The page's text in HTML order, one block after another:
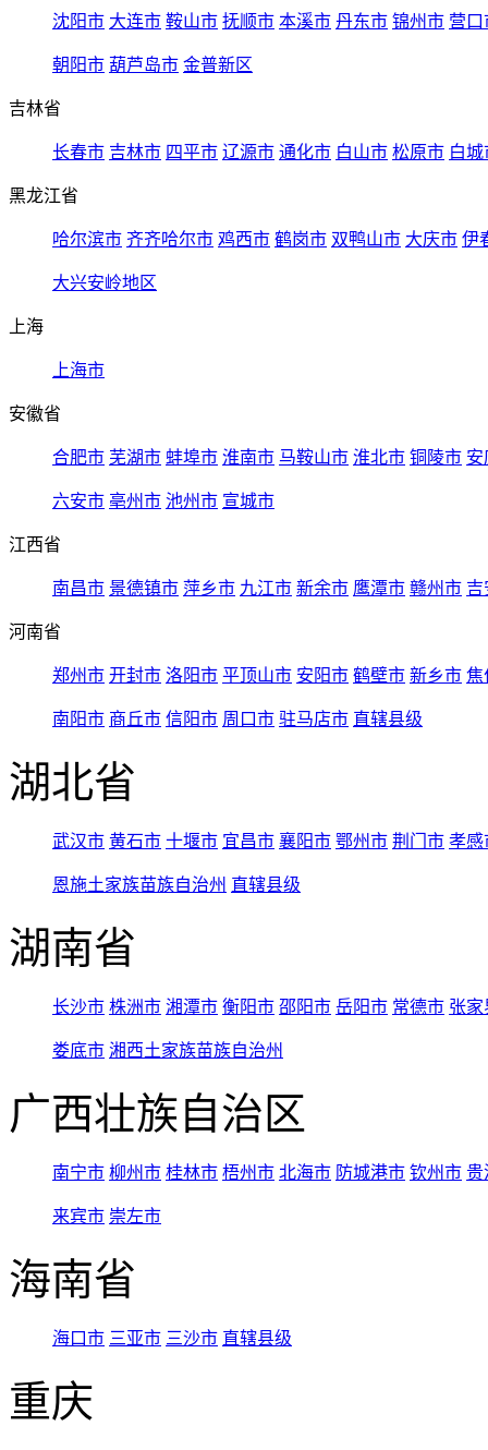
沈阳市 大连市 鞍山市 抚顺市 本溪市 丹东市 锦州市 营口
朝阳市 葫芦岛市 金普新区
吉林省
长春市 吉林市 四平市 辽源市 通化市 白山市 松原市 白城
黑龙江省
哈尔滨市 齐齐哈尔市 鸡西市 鹤岗市 双鸭山市 大庆市 伊
大兴安岭地区
上海
上海市
安徽省
合肥市 芜湖市 蚌埠市 淮南市 马鞍山市 淮北市 铜陵市 安
六安市 亳州市 池州市 宣城市
江西省
南昌市 景德镇市 萍乡市 九江市 新余市 鹰潭市 赣州市 吉
河南省
郑州市 开封市 洛阳市 平顶山市 安阳市 鹤壁市 新乡市 焦
南阳市 商丘市 信阳市 周口市 驻马店市 直辖县级
湖北省
武汉市 黄石市 十堰市 宜昌市 襄阳市 鄂州市 荆门市 孝感
恩施土家族苗族自治州 直辖县级
湖南省
长沙市 株洲市 湘潭市 衡阳市 邵阳市 岳阳市 常德市 张家
娄底市 湘西土家族苗族自治州
广西壮族自治区
南宁市 柳州市 桂林市 梧州市 北海市 防城港市 钦州市 贵
来宾市 崇左市
海南省
海口市 三亚市 三沙市 直辖县级
重庆